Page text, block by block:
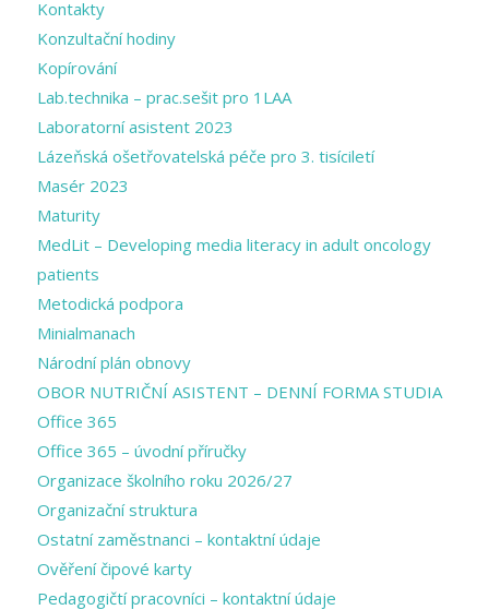
Kontakty
Konzultační hodiny
Kopírování
Lab.technika – prac.sešit pro 1LAA
Laboratorní asistent 2023
Lázeňská ošetřovatelská péče pro 3. tisíciletí
Masér 2023
Maturity
MedLit – Developing media literacy in adult oncology
patients
Metodická podpora
Minialmanach
Národní plán obnovy
OBOR NUTRIČNÍ ASISTENT – DENNÍ FORMA STUDIA
Office 365
Office 365 – úvodní příručky
Organizace školního roku 2026/27
Organizační struktura
Ostatní zaměstnanci – kontaktní údaje
Ověření čipové karty
Pedagogičtí pracovníci – kontaktní údaje